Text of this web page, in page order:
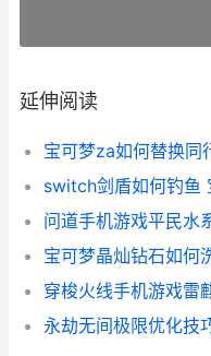
延伸阅读
宝可梦za如何替换同
switch剑盾如何钓鱼
穿梭火线手机游戏雷
永劫无间极限优化技